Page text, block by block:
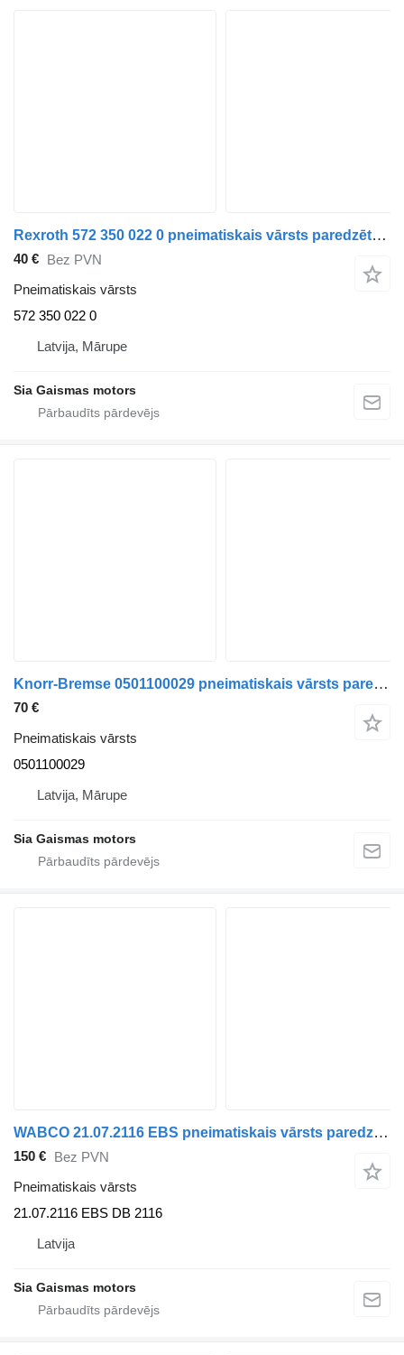
Rexroth 572 350 022 0 pneimatiskais vārsts paredzēts autobusa
40 € Bez PVN
Pneimatiskais vārsts
572 350 022 0
Latvija, Mārupe
Sia Gaismas motors
Knorr-Bremse 0501100029 pneimatiskais vārsts paredzēts autobusa
70 €
Pneimatiskais vārsts
0501100029
Latvija, Mārupe
Sia Gaismas motors
WABCO 21.07.2116 EBS pneimatiskais vārsts paredzēts Neoplan autobusa
150 €
Bez PVN
Pneimatiskais vārsts
21.07.2116 EBS DB 2116
Latvija
Sia Gaismas motors